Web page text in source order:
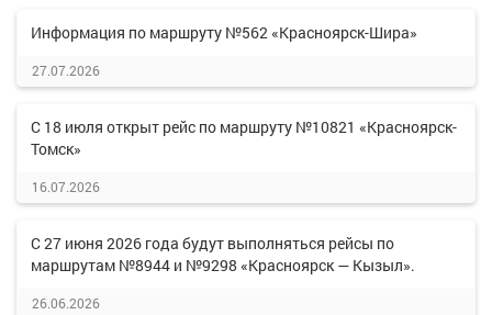
Информация по маршруту №562 «Красноярск-Шира»
27.07.2026
С 18 июля открыт рейс по маршруту №10821 «Красноярск-
Томск»
16.07.2026
С 27 июня 2026 года будут выполняться рейсы по
маршрутам №8944 и №9298 «Красноярск — Кызыл».
26.06.2026